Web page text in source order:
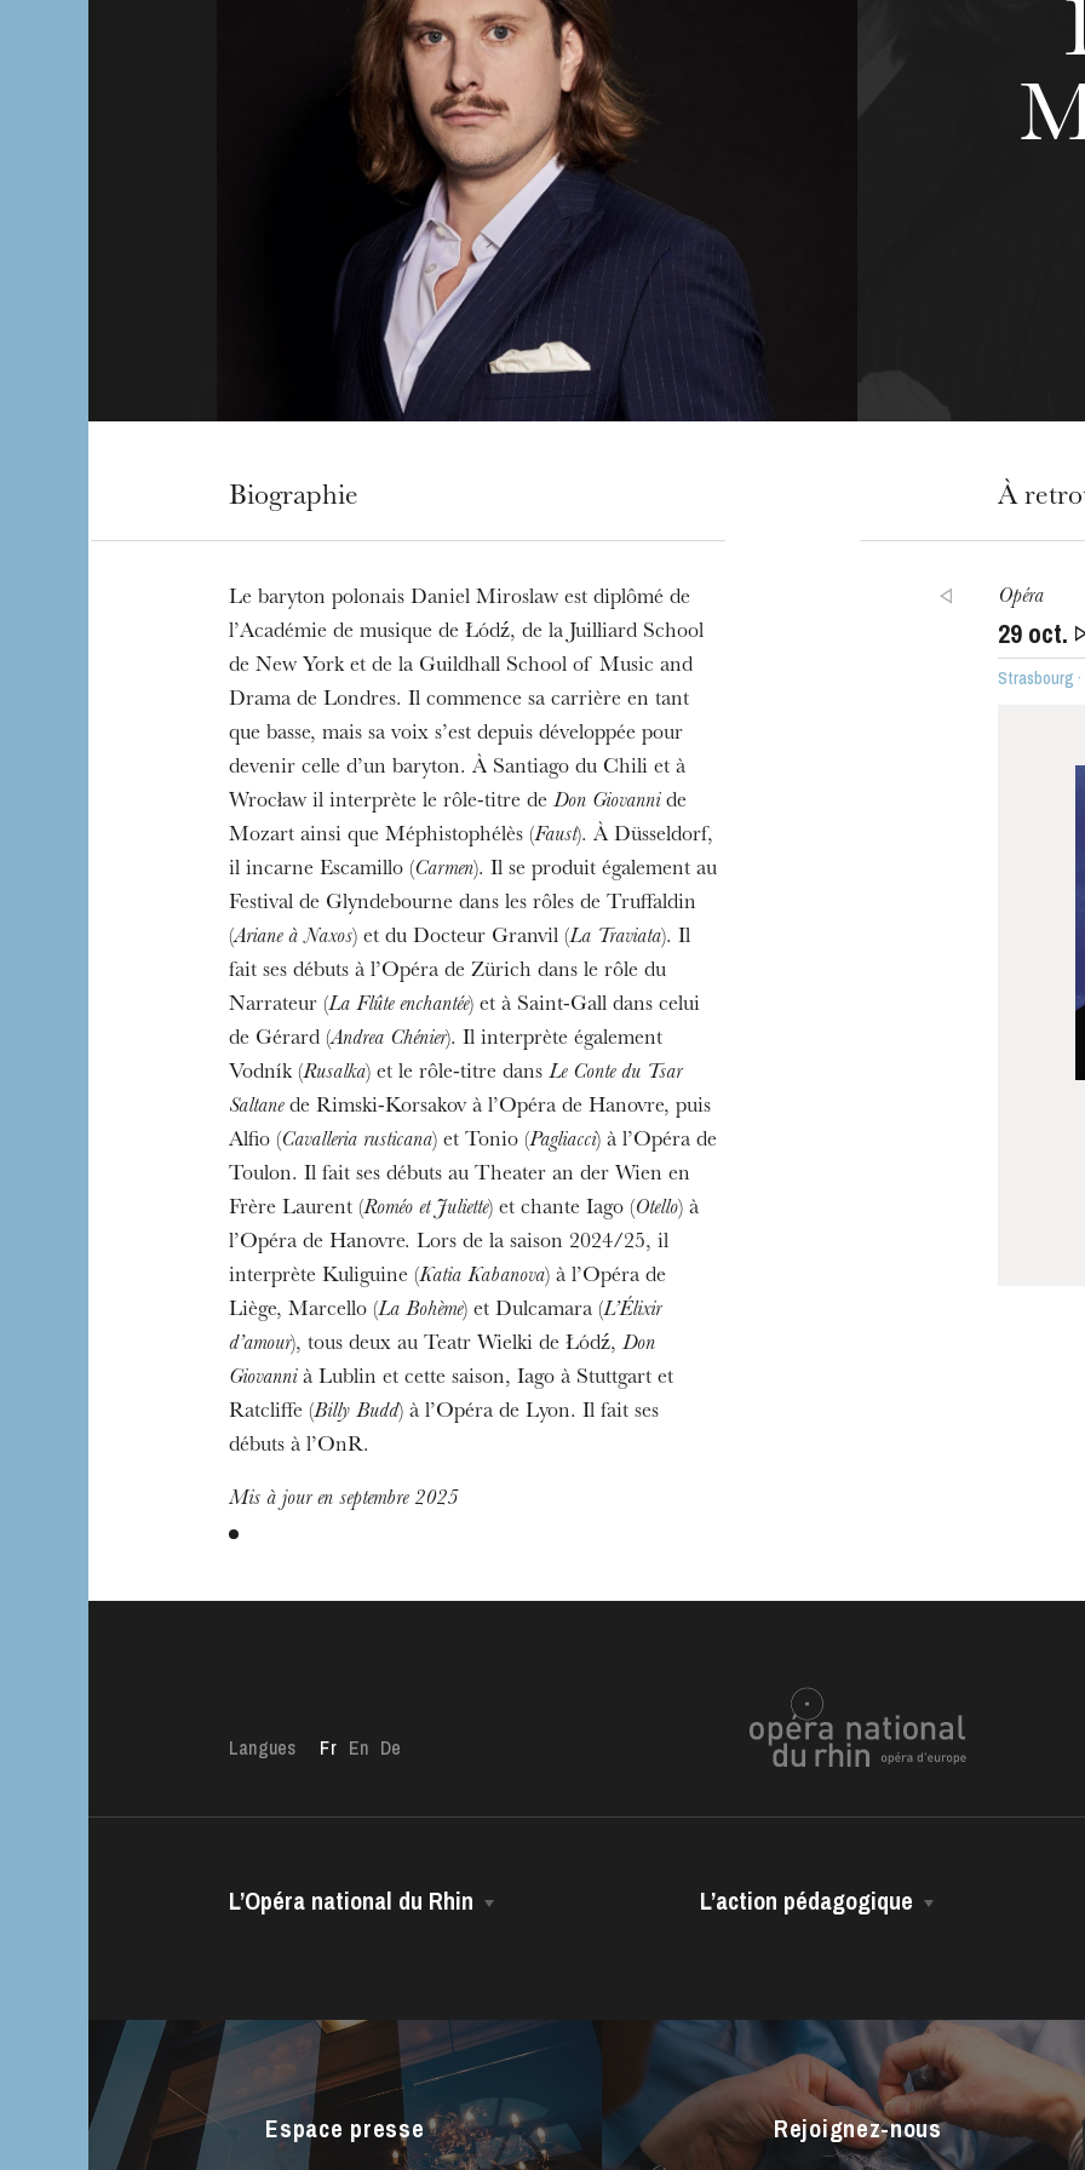
Visites de l’Opéra de
Strasbourg
Visites de l’Opéra de
Strasbourg
Biographie
Le baryton polonais Daniel Miroslaw est diplômé de
l’Académie de musique de Łódź, de la Juilliard School
de New York et de la Guildhall School of Music and
Drama de Londres. Il commence sa carrière en tant
que basse, mais sa voix s’est depuis développée pour
devenir celle d’un baryton. À Santiago du Chili et à
Wrocław il interprète le rôle-titre deDon Giovannide
Mozart ainsi que Méphistophélès (Faust). À Düsseldorf,
il incarne Escamillo (Carmen). Il se produit également au
Festival de Glyndebourne dans les rôles de Truffaldin
(Ariane à Naxos) et du Docteur Granvil (La Traviata). Il
fait ses débuts à l’Opéra de Zürich dans le rôle du
Narrateur (La Flûte enchantée) et à Saint-Gall dans celui
de Gérard (Andrea Chénier). Il interprète également
Vodník (Rusalka) et le rôle-titre dans Le Conte du Tsar
Saltanede Rimski-Korsakov à l’Opéra de Hanovre, puis
Alfio (Cavalleria rusticana) et Tonio (Pagliacci) à l’Opéra de
Toulon. Il fait ses débuts au Theater an der Wien en
Frère Laurent (Roméo et Juliette) et chante Iago (Otello) à
l’Opéra de Hanovre. Lors de la saison 2024/25, il
interprète Kuliguine (Katia Kabanova) à l’Opéra de
Liège, Marcello (La Bohème) et Dulcamara (L’Élixir
d’amour), tous deux au Teatr Wielki de Łódź,Don
Giovannià Lublin et cette saison, Iago à Stuttgart et
Ratcliffe (Billy Budd) à l’Opéra de Lyon. Il fait ses
débuts à l’OnR.
Mis à jour en septembre 2025
À
Opéra
29 oct.
Strasbourg
Langues Fr En De
L’Opéra national du Rhin
Direction Générale
Le CCN • Ballet de l’Opéra national
Le Chœur
L’action pédagogique
Les ressources pédagogiques
Les vidéos métiers
Espace presse Rejoignez-nous